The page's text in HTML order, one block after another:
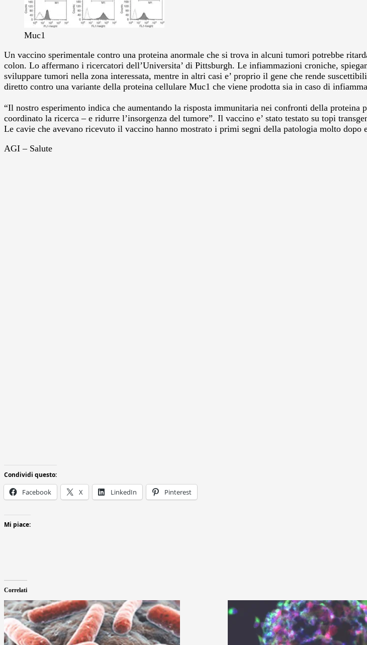
Muc1
Un vaccino sperimentale contro una proteina anormale che si trova in alcuni tumori potrebbe
colon. Lo affermano i ricercatori dell’Universita’ di Pittsburgh. Le infiammazioni croniche,
sviluppare tumori nella zona interessata, mentre in altri casi e’ proprio il gene che rende
diretto contro una variante della proteina cellulare Muc1 che viene prodotta sia in caso di
“Il nostro esperimento indica che aumentando la risposta immunitaria nei confronti della proteina
coordinato la ricerca – e ridurre l’insorgenza del tumore”. Il vaccino e’ stato testato su topi
Le cavie che avevano ricevuto il vaccino hanno mostrato i primi segni della patologia molto
AGI – Salute
Condividi questo:
Facebook X LinkedIn Pinterest
Mi piace:
Correlati